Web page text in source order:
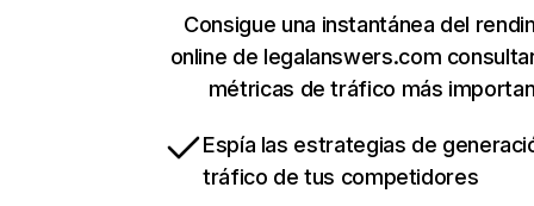
Consigue una instantánea del
online de legalanswers.com
métricas de tráfico más
Espía las estrategias de
tráfico de tus competidores